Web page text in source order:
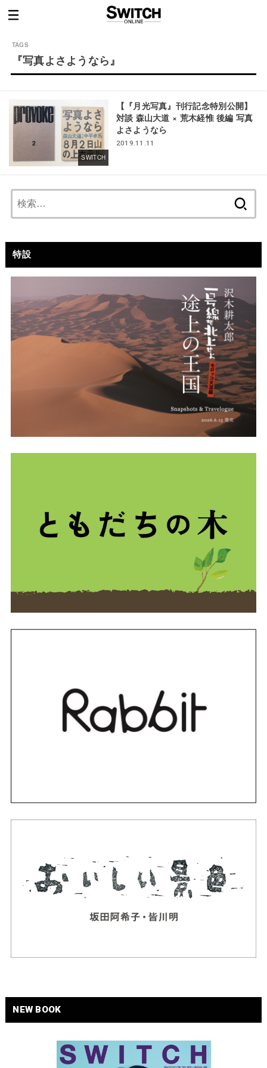
『写真よさようなら』
SWITCH
【『月光写真』刊行記念特別公開】
対談 森山大道 × 荒木経惟 後編 写真
よさようなら
2019.11.11
特設
NEW BOOK